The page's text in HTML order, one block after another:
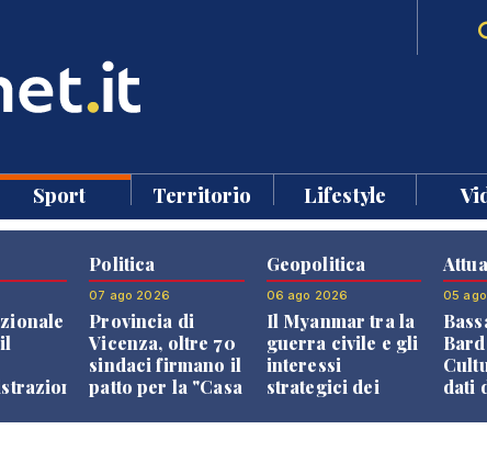
Sport Territorio Lifestyle
Politica
07 ago 2026
Provincia di
Vicenza, oltre 70
sindaci firmano il
patto per la "Casa
Geopolitica
06 ago 2026
Il Myanmar tra la
guerra civile e gli
interessi
strategici dei
05
dati